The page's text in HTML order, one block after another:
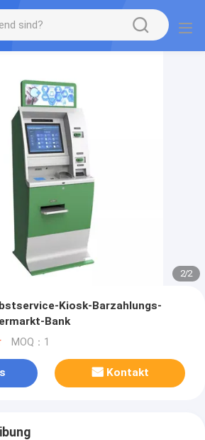
2/2
Kiosk-Barzahlungs-
Bank
MOQ：1
Kontakt